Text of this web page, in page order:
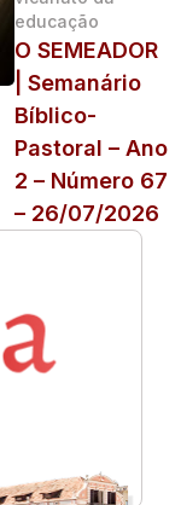
educação
O SEMEADOR
| Semanário
Bíblico-
Pastoral – Ano
2 – Número 67
– 26/07/2026